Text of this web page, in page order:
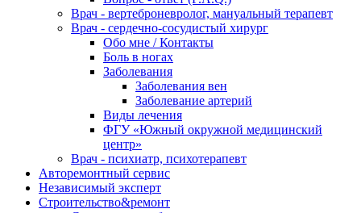
Врач - вертеброневролог, мануальный терапевт
Врач - сердечно-сосудистый хирург
Обо мне / Контакты
Боль в ногах
Заболевания
Заболевания вен
Заболевание артерий
Виды лечения
ФГУ «Южный окружной медицинский
центр»
Врач - психиатр, психотерапевт
Авторемонтный сервис
Независимый эксперт
Строительство&ремонт